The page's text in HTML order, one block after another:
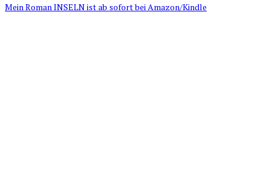
Mein Roman INSELN ist ab sofort bei Amazon/Kindle